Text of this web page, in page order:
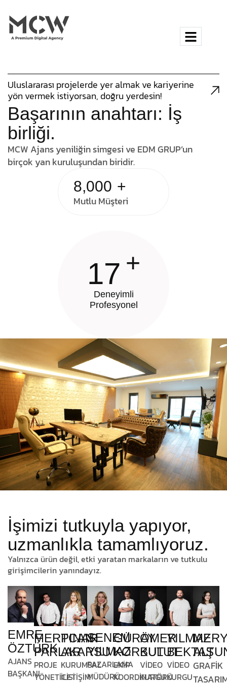
Uluslararası projelerde yer almak ve kariyerine
yön vermek istiyorsan, doğru yerdesin!
Başarının anahtarı: İş
birliği.
MCW Ajans yeniliğin simgesi ve EDM GRUP’un
birçok yan kuruluşundan biridir.
8,000 +
Mutlu Müşteri
17 +
Deneyimli
Profesyonel
İşimizi tutkuyla yapıyor,
uzmanlıkla tamamlıyoruz.
Yalnızca ürün değil, etki yaratan markaların ve tutkulu
girişimcilerin yanındayız.
EMRE
ÖZTÜRK
AJANS
BAŞKANI
MERTCAN
PARLAR
PROJE
YÖNETİCİSİ
PINAR
AKARSU
KURUMSAL
İLETİŞİM
SENEM
YILMAZ
PAZARLAMA
MÜDÜRÜ
GÜRAY
KORKUT
EKİP
KOORDİNATÖRÜ
ÖMER
BULUT
VİDEO
KURGU
YILMAZ
BEKTAŞ
VİDEO
KURGU
GRAFİK